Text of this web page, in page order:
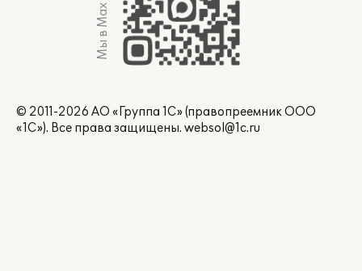
Мы в Max
© 2011-2026 АО «Группа 1С» (правопреемник ООО
«1С»). Все права защищены. websol@1c.ru